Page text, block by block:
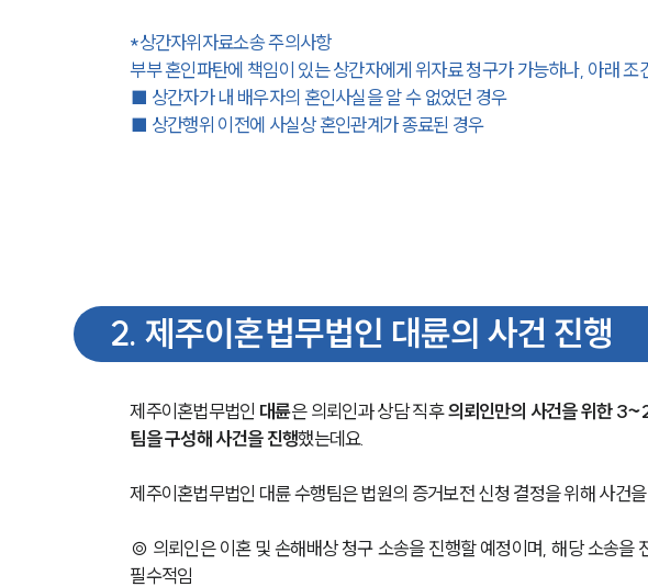
*상간자위자료소송 주의사항
부부 혼인파탄에 책임이 있는 상간자에게 위자료 청구가 가능하나, 아래 조
■ 상간자가 내 배우자의 혼인사실을 알 수 없었던 경우
■ 상간행위 이전에 사실상 혼인관계가 종료된 경우
2. 제주이혼법무법인 대륜의 사건 진행
제주이혼법무법인 대륜은 의뢰인과 상담 직후 의뢰인만의 사건을 위한
팀을 구성해 사건을 진행했는데요.
제주이혼법무법인 대륜 수행팀은 법원의 증거보전 신청 결정을 위해 사건
◎ 의뢰인은 이혼 및 손해배상 청구 소송을 진행할 예정이며, 해당 소송을
필수적임